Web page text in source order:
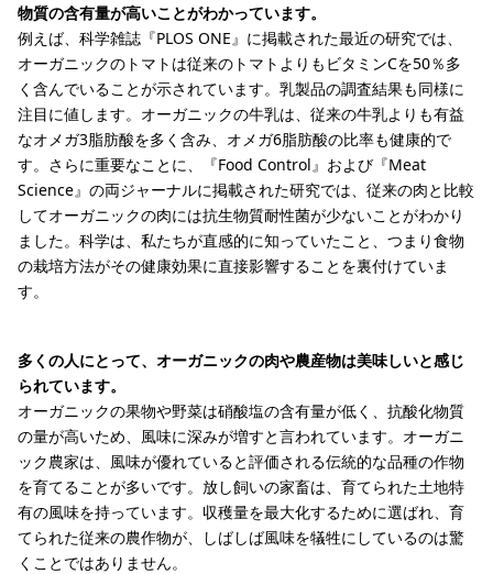
物質の含有量が高いことがわかっています。
例えば、科学雑誌『PLOS ONE』に掲載された最近の研究では、
オーガニックのトマトは従来のトマトよりもビタミンCを50％多
く含んでいることが示されています。乳製品の調査結果も同様に
注目に値します。オーガニックの牛乳は、従来の牛乳よりも有益
なオメガ3脂肪酸を多く含み、オメガ6脂肪酸の比率も健康的で
す。さらに重要なことに、『Food Control』および『Meat
Science』の両ジャーナルに掲載された研究では、従来の肉と比較
してオーガニックの肉には抗生物質耐性菌が少ないことがわかり
ました。科学は、私たちが直感的に知っていたこと、つまり食物
の栽培方法がその健康効果に直接影響することを裏付けていま
す。
多くの人にとって、オーガニックの肉や農産物は美味しいと感じ
られています。
オーガニックの果物や野菜は硝酸塩の含有量が低く、抗酸化物質
の量が高いため、風味に深みが増すと言われています。オーガニ
ック農家は、風味が優れていると評価される伝統的な品種の作物
を育てることが多いです。放し飼いの家畜は、育てられた土地特
有の風味を持っています。収穫量を最大化するために選ばれ、育
てられた従来の農作物が、しばしば風味を犠牲にしているのは驚
くことではありません。